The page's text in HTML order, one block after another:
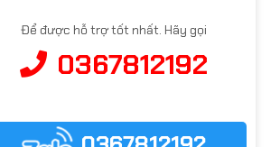
Để được hỗ trợ tốt nhất. Hãy gọi
0367812192